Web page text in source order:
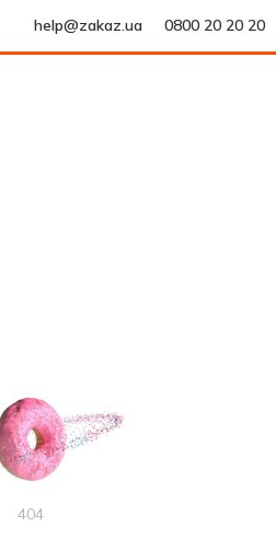
help@zakaz.ua 0800 20 20 20
404